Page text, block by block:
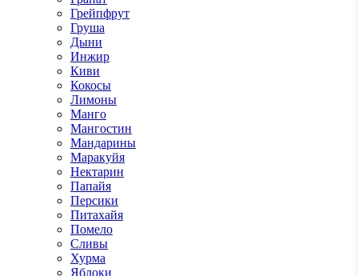
Грейпфрут
Груша
Дыни
Инжир
Киви
Кокосы
Лимоны
Манго
Мангостин
Мандарины
Маракуйя
Нектарин
Папайя
Персики
Питахайя
Помело
Сливы
Хурма
Яблоки